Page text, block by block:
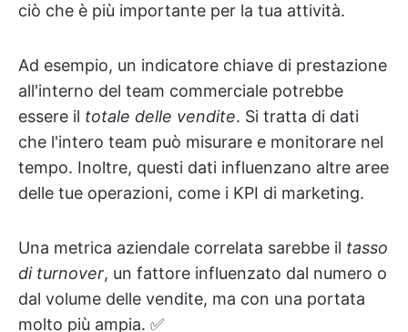
ciò che è più importante per la tua attività.
Ad esempio, un indicatore chiave di prestazione
all'interno del team commerciale potrebbe
essere il totale delle vendite. Si tratta di dati
che l'intero team può misurare e monitorare nel
tempo. Inoltre, questi dati influenzano altre aree
delle tue operazioni, come i KPI di marketing.
Una metrica aziendale correlata sarebbe il tasso
di turnover, un fattore influenzato dal numero o
dal volume delle vendite, ma con una portata
molto più ampia. ✅